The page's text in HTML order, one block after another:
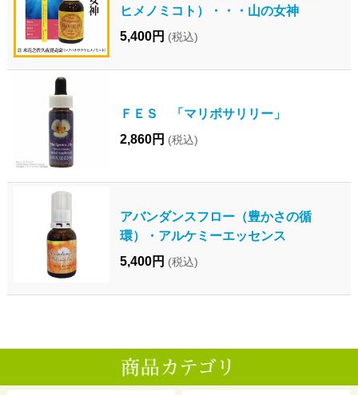
ヒメノミコト）・・・山の女神
5,400円 (税込)
ＦＥＳ 「マリポサリリー」
2,860円 (税込)
アバンダンスフロー（豊かさの循
環）・アルケミーエッセンス
5,400円 (税込)